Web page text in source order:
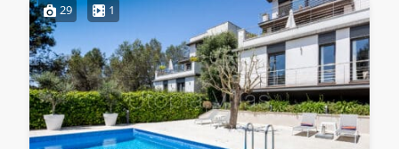
29 1